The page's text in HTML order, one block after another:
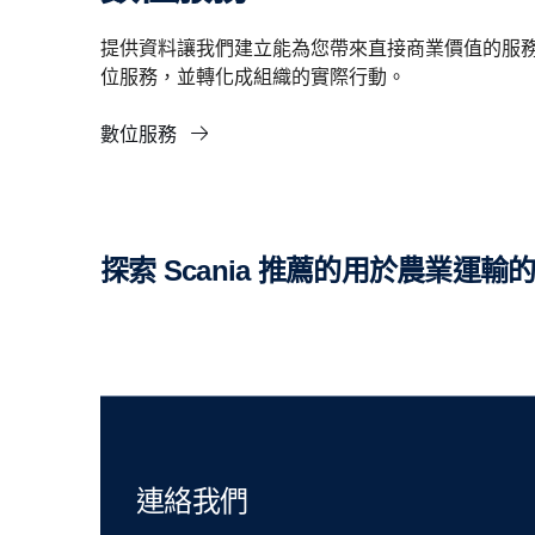
提供資料讓我們建立能為您帶來直接商業價值的服
位服務，並轉化成組織的實際行動。
數位服務
探索 Scania 推薦的用於農業運輸
連絡我們